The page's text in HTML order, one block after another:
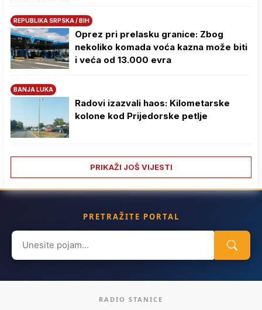
REPUBLIKA SRPSKA / BIH
Oprez pri prelasku granice: Zbog
nekoliko komada voća kazna može biti
i veća od 13.000 evra
BANJA LUKA
Radovi izazvali haos: Kilometarske
kolone kod Prijedorske petlje
PRIKAŽI JOŠ VIJESTI
PRETRAŽITE PORTAL
Search
for:
RADIO STANICE